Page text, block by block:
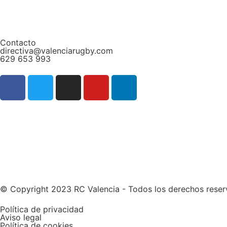
Contacto
directiva@valenciarugby.com
629 653 993
© Copyright 2023 RC Valencia - Todos los derechos
Política de privacidad
Aviso legal